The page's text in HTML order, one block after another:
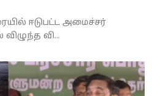
ஈடுபட்ட அமைச்சர்
வி...